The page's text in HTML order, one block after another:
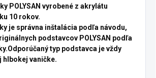
POLYSAN vyrobené z akrylátu
10 rokov.
je správna inštalácia podľa návodu,
podstavcov POLYSAN podľa
typ podstavca je vždy
hlbokej vaničke.